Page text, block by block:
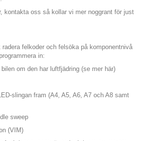
kontakta oss så kollar vi mer noggrant för just
felkoder och felsöka på komponentnivå
in:
om den har luftfjädring (se mer här)
slingan fram (A4, A5, A6, A7 och A8 samt
sweep
(VIM)